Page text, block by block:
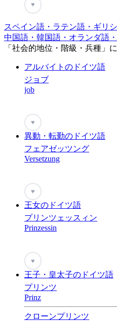
♥
スペイン語・ラテン語・ギリ
中国語・韓国語・オランダ語
「社会的地位・階級・兵種」
アルバイトのドイツ語
ジョブ
job
♥
異動・転勤のドイツ語
フェアゼッツング
Versetzung
♥
王女のドイツ語
プリンツェッスィン
Prinzessin
♥
王子・皇太子のドイツ語
プリンツ
Prinz
クローンプリンツ